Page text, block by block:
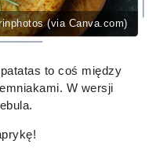
(via Canva.com)
to coś między
W wersji